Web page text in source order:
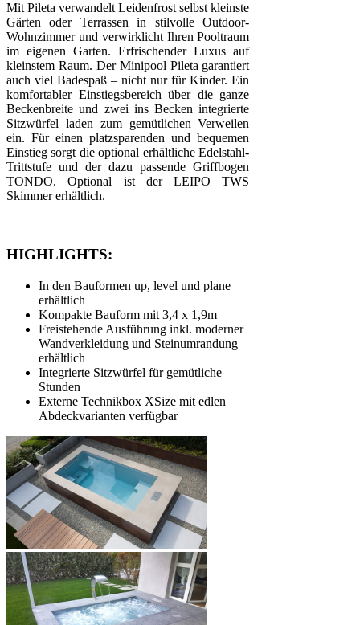
Mit Pileta verwandelt Leidenfrost selbst kleinste
Gärten oder Terrassen in stilvolle Outdoor-
Wohnzimmer und verwirklicht Ihren Pooltraum
im eigenen Garten. Erfrischender Luxus auf
kleinstem Raum. Der Minipool Pileta garantiert
auch viel Badespaß – nicht nur für Kinder. Ein
komfortabler Einstiegsbereich über die ganze
Beckenbreite und zwei ins Becken integrierte
Sitzwürfel laden zum gemütlichen Verweilen
ein. Für einen platzsparenden und bequemen
Einstieg sorgt die optional erhältliche Edelstahl-
Trittstufe und der dazu passende Griffbogen
TONDO. Optional ist der LEIPO TWS
Skimmer erhältlich.
HIGHLIGHTS:
In den Bauformen up, level und plane
erhältlich
Kompakte Bauform mit 3,4 x 1,9m
Freistehende Ausführung inkl. moderner
Wandverkleidung und Steinumrandung
erhältlich
Integrierte Sitzwürfel für gemütliche
Stunden
Externe Technikbox XSize mit edlen
Abdeckvarianten verfügbar